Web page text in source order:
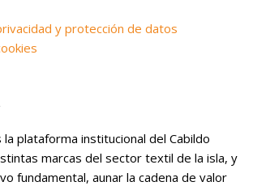
y protección de datos
plataforma institucional del Cabildo
marcas del sector textil de la isla, y
fundamental, aunar la cadena de valor